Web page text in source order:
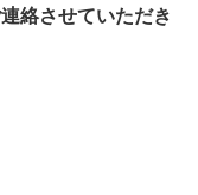
絡させていただき